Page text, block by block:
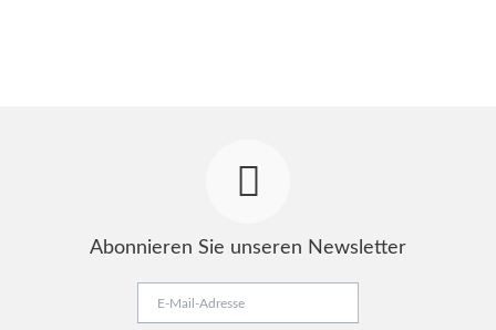
Abonnieren Sie unseren Newsletter